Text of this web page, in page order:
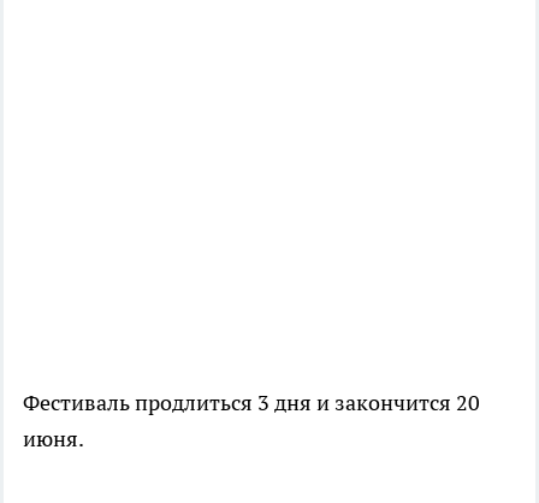
Фестиваль продлиться 3 дня и закончится 20
июня.